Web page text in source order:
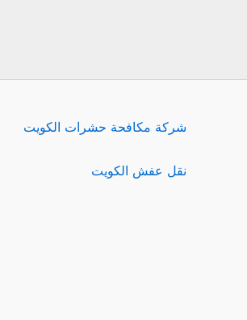
شركة مكافحة حشرات الكويت
نقل عفش الكويت